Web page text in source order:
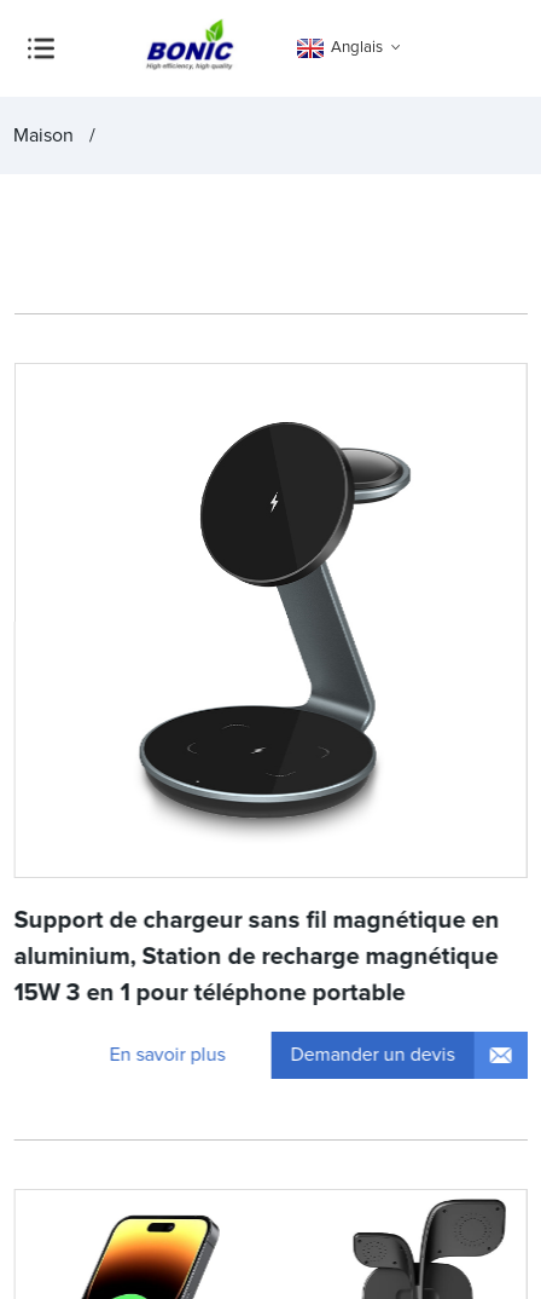
Anglais
Maison
Support de chargeur sans fil magnétique en
aluminium, Station de recharge magnétique
15W 3 en 1 pour téléphone portable
En savoir plus Demander un devis